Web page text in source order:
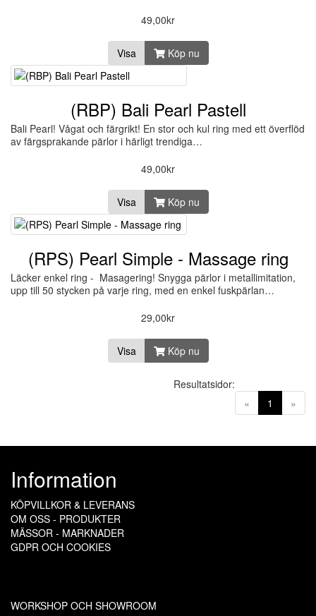
49,00kr
Visa Köp nu
(RBP) Bali Pearl Pastell
Bali Pearl! Vågat och färgrikt! En stor och kul ring med ett överflöd
av färgsprakande pärlor i härligt trendiga…
49,00kr
Visa Köp nu
(RPS) Pearl Simple - Massage ring
Läcker enkel ring - Masagering! Snygga pärlor i metallimitation,
upp till 50 stycken på varje ring, med en enkel fuskpärlan…
29,00kr
Visa Köp nu
« 1 (current)
»
Resultatsidor:
Information
KÖPVILLKOR & LEVERANS
OM OSS - PRODUKTER
MÄSSOR - MARKNADER
GDPR OCH COOKIES
WORKSHOP OCH SHOWROOM